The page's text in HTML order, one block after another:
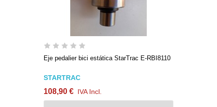
Eje pedalier bici estática StarTrac E-RBI8110
STARTRAC
108,90 € IVA Incl.